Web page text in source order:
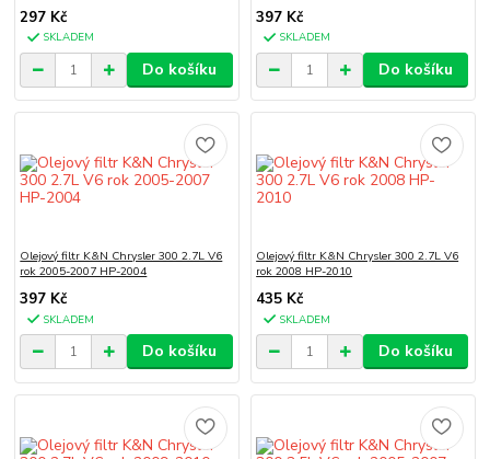
297 Kč
SKLADEM
Do košíku
397 Kč
SKLADEM
Do košíku
Olejový filtr K&N Chrysler 300 2.7L V6
rok 2005-2007 HP-2004
397 Kč
SKLADEM
Do košíku
Olejový filtr K&N Chrysler 300 2.7L V6
rok 2008 HP-2010
435 Kč
SKLADEM
Do košíku